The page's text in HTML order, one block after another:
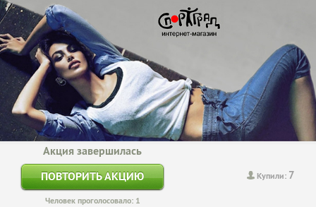
Купили: 7
Акция завершилась
ПОВТОРИТЬ АКЦИЮ
Человек проголосовало: 1